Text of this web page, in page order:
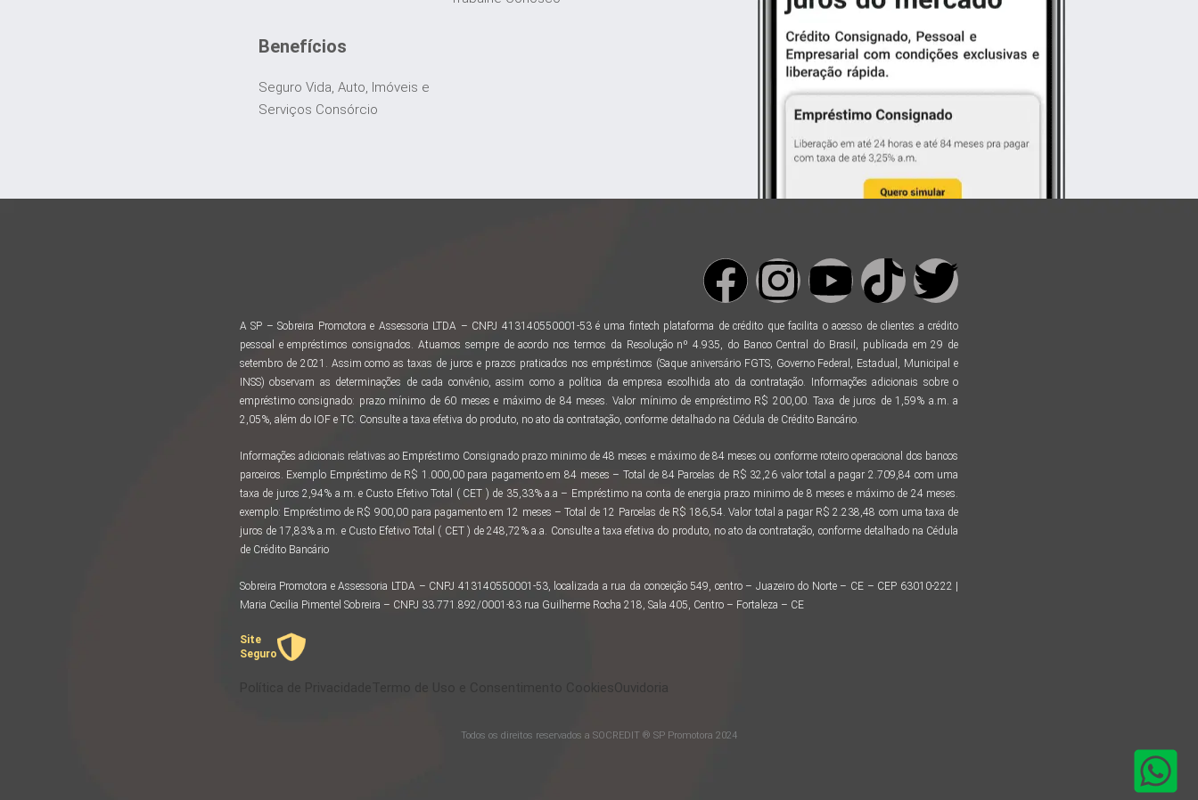
Benefícios
Seguro Vida, Auto, Imóveis e
Serviços Consórcio
A SP – Sobreira Promotora e Assessoria LTDA – CNPJ 413140550001-53 é uma fintech plataforma de crédito que facilita o acesso de clientes a crédito
pessoal e empréstimos consignados. Atuamos sempre de acordo nos termos da Resolução nº 4.935, do Banco Central do Brasil, publicada em 29 de
setembro de 2021. Assim como as taxas de juros e prazos praticados nos empréstimos (Saque aniversário FGTS, Governo Federal, Estadual, Municipal e
INSS) observam as determinações de cada convênio, assim como a política da empresa escolhida ato da contratação. Informações adicionais sobre o
empréstimo consignado: prazo mínimo de 60 meses e máximo de 84 meses. Valor mínimo de empréstimo R$ 200,00. Taxa de juros de 1,59% a.m. a
2,05%, além do IOF e TC. Consulte a taxa efetiva do produto, no ato da contratação, conforme detalhado na Cédula de Crédito Bancário.
Informações adicionais relativas ao Empréstimo Consignado prazo minimo de 48 meses e máximo de 84 meses ou conforme roteiro operacional dos bancos
parceiros. Exemplo Empréstimo de R$ 1.000,00 para pagamento em 84 meses – Total de 84 Parcelas de R$ 32,26 valor total a pagar 2.709,84 com uma
taxa de juros 2,94% a.m. e Custo Efetivo Total ( CET ) de 35,33% a.a – Empréstimo na conta de energia prazo minimo de 8 meses e máximo de 24 meses.
exemplo: Empréstimo de R$ 900,00 para pagamento em 12 meses – Total de 12 Parcelas de R$ 186,54. Valor total a pagar R$ 2.238,48 com uma taxa de
juros de 17,83% a.m. e Custo Efetivo Total ( CET ) de 248,72% a.a. Consulte a taxa efetiva do produto, no ato da contratação, conforme detalhado na Cédula
de Crédito Bancário
Sobreira Promotora e Assessoria LTDA – CNPJ 413140550001-53, localizada a rua da conceição 549, centro – Juazeiro do Norte – CE – CEP 63010-222 |
Maria Cecilia Pimentel Sobreira – CNPJ 33.771.892/0001-83 rua Guilherme Rocha 218, Sala 405, Centro – Fortaleza – CE
Site
Seguro
Termo de Uso e Consentimento CookiesOuvidoria
Todos os direitos reservados a SOCREDIT ® SP Promotora 2024